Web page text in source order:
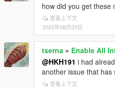
how did you get these
查看上下文
2025年08月29日
tserna » Enable All
@HKH191 i had
another issue that has
查看上下文